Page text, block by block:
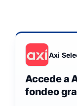
Axi
Accede a
fondeo